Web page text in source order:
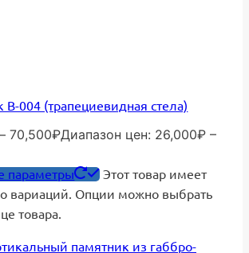
В-004 (трапециевидная стела)
– 70,500₽Диапазон цен: 26,000₽ –
параметры
Этот товар имеет
вариаций. Опции можно выбрать
товара.